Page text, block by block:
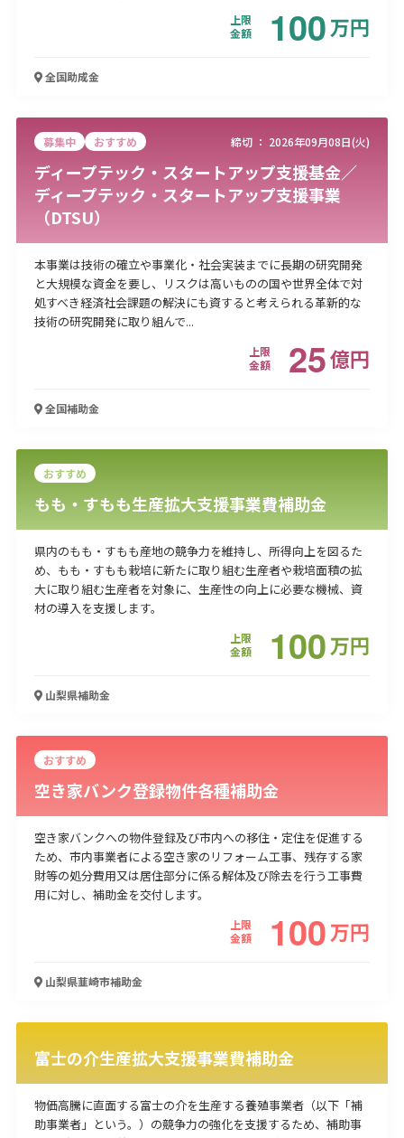
上限
金額
100万円
全国助成金
募集中 おすすめ 締切 ： 2026年09月08日(火)
ディープテック・スタートアップ支援基金／
ディープテック・スタートアップ支援事業
（DTSU）
本事業は技術の確立や事業化・社会実装までに長期の研究開発
と大規模な資金を要し、リスクは高いものの国や世界全体で対
処すべき経済社会課題の解決にも資すると考えられる革新的な
技術の研究開発に取り組んで...
上限
金額
25億円
全国補助金
おすすめ
もも・すもも生産拡大支援事業費補助金
県内のもも・すもも産地の競争力を維持し、所得向上を図るた
め、もも・すもも栽培に新たに取り組む生産者や栽培面積の拡
大に取り組む生産者を対象に、生産性の向上に必要な機械、資
材の導入を支援します。
上限
金額
100万円
山梨県補助金
おすすめ
空き家バンク登録物件各種補助金
空き家バンクへの物件登録及び市内への移住・定住を促進する
ため、市内事業者による空き家のリフォーム工事、残存する家
財等の処分費用又は居住部分に係る解体及び除去を行う工事費
用に対し、補助金を交付します。
上限
金額
100万円
山梨県韮崎市補助金
富士の介生産拡大支援事業費補助金
物価高騰に直面する富士の介を生産する養殖事業者（以下「補
助事業者」という。）の競争力の強化を支援するため、補助事